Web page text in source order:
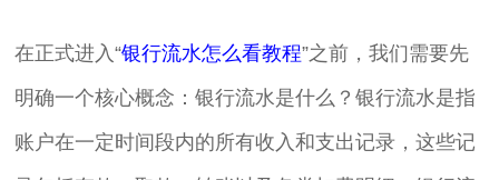
在正式进入“银行流水怎么看教程”之前，我们需要先
明确一个核心概念：银行流水是什么？银行流水是指
账户在一定时间段内的所有收入和支出记录，这些记